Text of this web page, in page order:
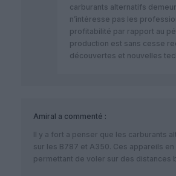
carburants alternatifs
n’intéresse pas les
profitabilité par rapport au
production est sans cesse
découvertes et nouvelles
Amiral a commenté :
Il y a fort a penser que les carburants
sur les B787 et A350. Ces appareils
permettant de voler sur des distances